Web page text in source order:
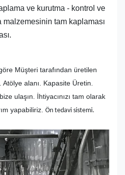
ve kurutma - kontrol ve
malzemesinin tam kaplaması
Müşteri tarafından üretilen
alanı. Kapasite Üretin.
ulaşın. İhtiyacınızı tam olarak
yapabiliriz. Ön tedavi sistemi.